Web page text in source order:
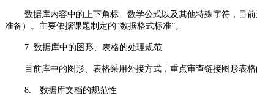
数据库内容中的上下角标、数学公式以及其他特殊字符，目
准备）。主要依据课题制定的“数据格式标准”。
7. 数据库中的图形、表格的处理规范
目前库中的图形、表格采用外接方式，重点审查链接图形表
8. 数据库文档的规范性